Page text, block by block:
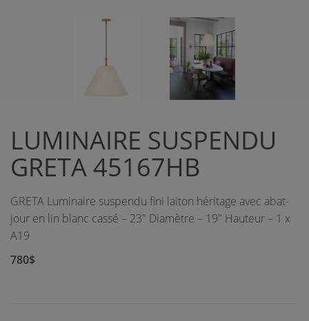
LUMINAIRE SUSPENDU
GRETA 45167HB
GRETA Luminaire suspendu fini laiton héritage avec abat-
jour en lin blanc cassé – 23" Diamètre – 19" Hauteur – 1 x
A19
780$